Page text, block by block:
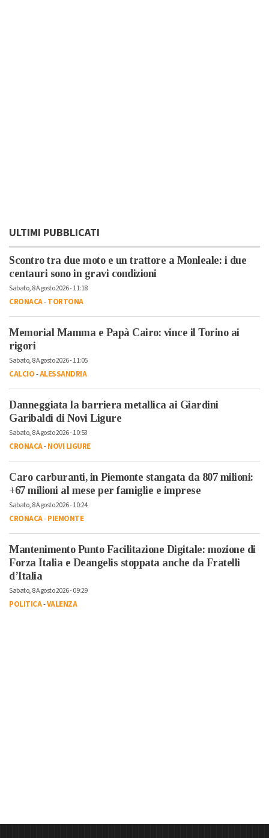
ULTIMI PUBBLICATI
Scontro tra due moto e un trattore a Monleale: i due
centauri sono in gravi condizioni
Sabato, 8 Agosto 2026 - 11:18
CRONACA-TORTONA
Memorial Mamma e Papà Cairo: vince il Torino ai
rigori
Sabato, 8 Agosto 2026 - 11:05
CALCIO-ALESSANDRIA
Danneggiata la barriera metallica ai Giardini
Garibaldi di Novi Ligure
Sabato, 8 Agosto 2026 - 10:53
CRONACA-NOVI LIGURE
Caro carburanti, in Piemonte stangata da 807 milioni:
+67 milioni al mese per famiglie e imprese
Sabato, 8 Agosto 2026 - 10:24
CRONACA-PIEMONTE
Mantenimento Punto Facilitazione Digitale: mozione di
Forza Italia e Deangelis stoppata anche da Fratelli
d’Italia
Sabato, 8 Agosto 2026 - 09:29
POLITICA-VALENZA